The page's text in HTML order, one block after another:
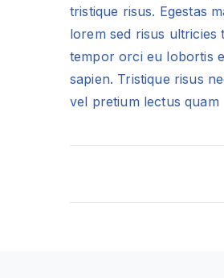
tristique risus. Egestas
lorem sed risus ultricies
tempor orci eu lobortis
sapien. Tristique risus
vel pretium lectus quam
de